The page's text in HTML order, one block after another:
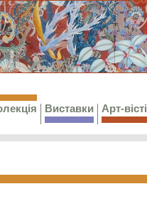
Виставки Арт-вісті